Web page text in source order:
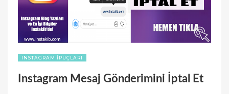
INSTAGRAM İPUÇLARI
Instagram Mesaj Gönderimini İptal Et